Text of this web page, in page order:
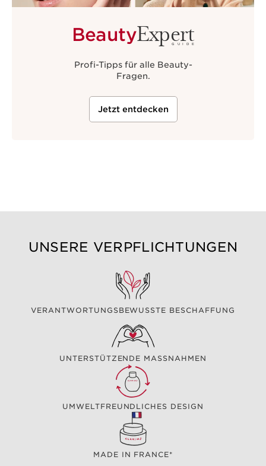
BeautyExpert
GUIDE
Profi-Tipps für alle Beauty-
Fragen.
Jetzt entdecken
UNSERE VERPFLICHTUNGEN
VERANTWORTUNGSBEWUSSTE BESCHAFFUNG
UNTERSTÜTZENDE MASSNAHMEN
UMWELTFREUNDLICHES DESIGN
MADE IN FRANCE*